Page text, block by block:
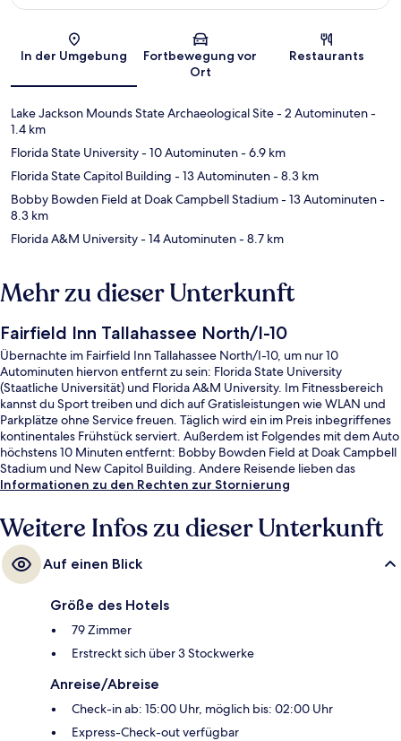
Karte
In der Umgebung
Fortbewegung vor
Ort
Restaurants
Lake Jackson Mounds State Archaeological Site- 2 Autominuten-
1.4 km
Florida State University- 10 Autominuten- 6.9 km
Florida State Capitol Building - 13 Autominuten- 8.3 km
Bobby Bowden Field at Doak Campbell Stadium- 13 Autominuten-
8.3 km
Florida A&M University- 14 Autominuten- 8.7 km
Mehr zu dieser Unterkunft
Fairfield Inn Tallahassee North/I-10
Übernachte im Fairfield Inn Tallahassee North/I-10, um nur 10
Autominuten hiervon entfernt zu sein: Florida State University
(Staatliche Universität) und Florida A&M University. Im Fitnessbereich
kannst du Sport treiben und dich auf Gratisleistungen wie WLAN und
Parkplätze ohne Service freuen. Täglich wird ein im Preis inbegriffenes
kontinentales Frühstück serviert. Außerdem ist Folgendes mit dem Auto
höchstens 10 Minuten entfernt: Bobby Bowden Field at Doak Campbell
Stadium und New Capitol Building. Andere Reisende lieben das
hilfsbereite Personal.
Informationen zu den Rechten zur Stornierung
Weitere Infos zu dieser Unterkunft
Auf einen Blick
Größe des Hotels
79 Zimmer
Erstreckt sich über 3 Stockwerke
Anreise/Abreise
Check-in ab: 15:00 Uhr, möglich bis: 02:00 Uhr
Express-Check-out verfügbar